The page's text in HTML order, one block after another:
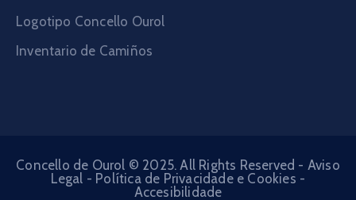
Logotipo Concello Ourol
Inventario de Camiños
Concello de Ourol © 2025. All Rights Reserved - Aviso
Legal - Política de Privacidade e Cookies -
Accesibilidade